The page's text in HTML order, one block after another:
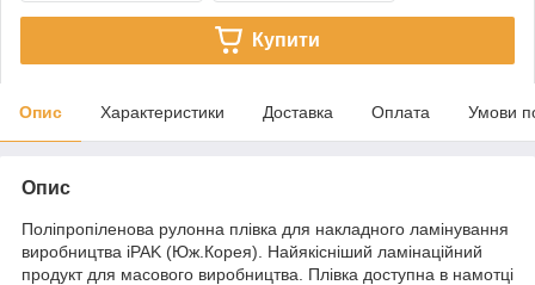
Купити
Опис Характеристики Доставка Оплата Умови
Опис
Поліпропіленова рулонна плівка для накладного ламінування
виробництва iPAK (Юж.Корея). Найякісніший ламінаційний
продукт для масового виробництва. Плівка доступна в намотці